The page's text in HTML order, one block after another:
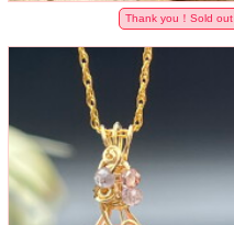
Thank you！Sold out